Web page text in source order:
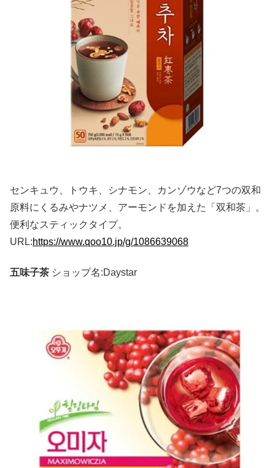
センキュウ、トウキ、シナモン、カンゾウなど7つの双和
原料にくるみやナツメ、アーモンドを加えた「双和茶」。
便利なスティックタイプ。
URL:https://www.qoo10.jp/g/1086639068
五味子茶 ショップ名:Daystar